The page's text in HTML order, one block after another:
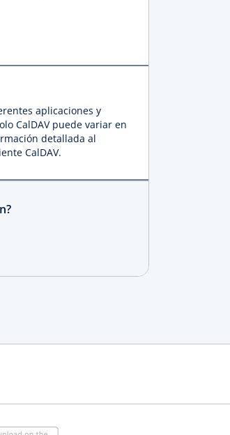
aplicaciones y
CalDAV puede variar en
detallada al
CalDAV.